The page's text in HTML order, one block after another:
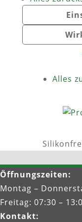
Alles
Öffnungszeiten:
Montag –
Freitag: 07:30 –
Kontakt: